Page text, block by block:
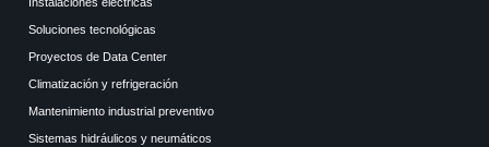
Soluciones tecnológicas
Proyectos de Data Center
Climatización y refrigeración
Mantenimiento industrial preventivo
Sistemas hidráulicos y neumáticos